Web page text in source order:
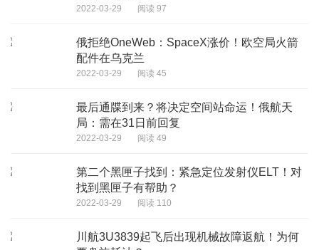
2022-03-29 阅读 97
俄拒绝OneWeb：SpaceX涨价！欧空局火箭
配件在乌克兰
2022-03-29 阅读 45
最后通牒到来？将决定空间站命运！俄航天
局：需在31日前回复
2022-03-29 阅读 49
第二个黑匣子找到：紧急定位发射仪ELT！对
找到黑匣子有帮助？
2022-03-29 阅读 110
川航3U3839起飞后出现机械故障返航！为何